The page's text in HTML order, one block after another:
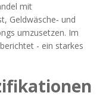
mit
Geldwäsche‑ und
umzusetzen. Im
- ein starkes